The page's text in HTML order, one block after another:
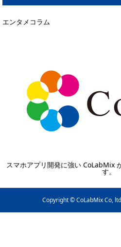
エンタメコラム
スマホアプリ開発に強い CoLabMix
す。
Copyright © CoLabMix Co,